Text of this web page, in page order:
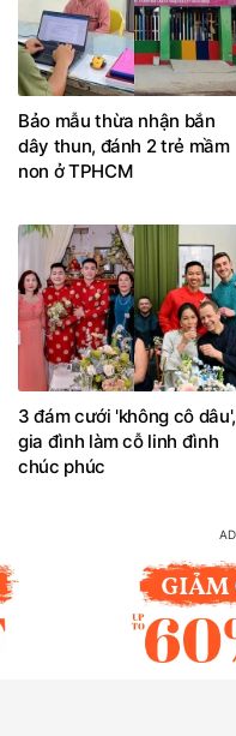
Bảo mẫu thừa nhận bắn
dây thun, đánh 2 trẻ mầm
non ở TPHCM
3 đám cưới 'không cô dâu',
gia đình làm cỗ linh đình
chúc phúc